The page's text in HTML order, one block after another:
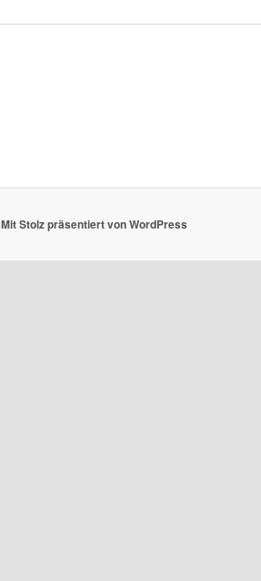
Mit Stolz präsentiert von WordPress